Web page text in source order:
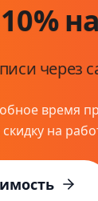
через
время
на